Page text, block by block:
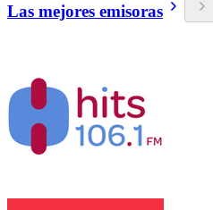
Las mejores emisoras